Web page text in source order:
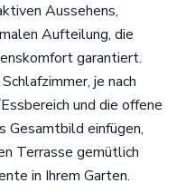
Aussehens,
Aufteilung, die
garantiert.
je nach
und die offene
Gesamtbild einfügen,
Terrasse gemütlich
in Ihrem Garten.